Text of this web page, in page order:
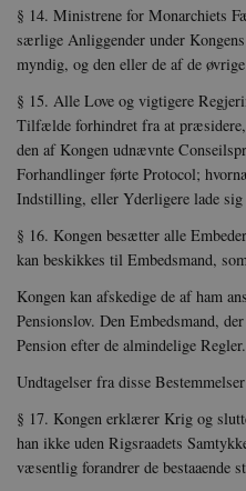
§ 14. Ministrene for Monarchiets
særlige Anliggender under
myndig, og den eller de af de
§ 15. Alle Love og vigtigere
Tilfælde for­hindret fra at præsidere,
den af Kongen udnævnte
Forhandlinger førte Protocol;
Indstilling, eller Yderligere lade sig
§ 16. Kongen besætter alle
kan beskikkes til Embedsmand,
Kongen kan afskedige de af ham
Pensionslov. Den Embedsmand,
Pension efter de almindelige Regler.
Undtagelser fra disse
§ 17. Kongen erklærer Krig og
han ikke uden Rigsraadets
væsentlig forandrer de bestaaende